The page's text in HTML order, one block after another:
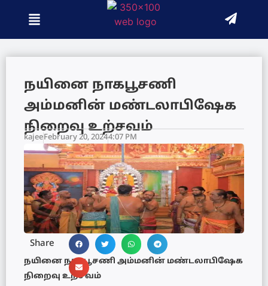
நயினை நாகபூசணி
அம்மனின் மண்டலாபிஷேக
நிறைவு உற்சவம்
kajeeFebruary 20, 20244:07 PM
Share
நயினை நாகபூசணி அம்மனின் மண்டலாபிஷேக
நிறைவு உற்சவம்